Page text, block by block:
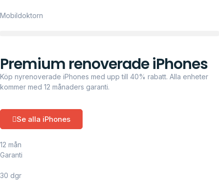
Mobildoktorn
Premium renoverade iPhones
Köp nyrenoverade iPhones med upp till 40% rabatt. Alla enheter
kommer med 12 månaders garanti.
Se alla iPhones
12 mån
Garanti
30 dgr